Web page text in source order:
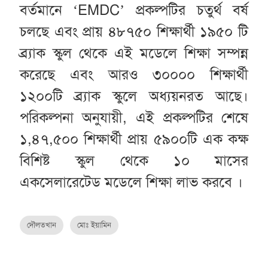
বর্তমানে ‘EMDC’ প্রকল্পটির চতুর্থ বর্ষ
চলছে এবং প্রায় ৪৮৭৫০ শিক্ষার্থী ১৯৫০ টি
ব্র্যাক স্কুল থেকে এই মডেলে শিক্ষা সম্পন্ন
করেছে এবং আরও ৩০০০০ শিক্ষার্থী
১২০০টি ব্র্যাক স্কুলে অধ্যয়নরত আছে।
পরিকল্পনা অনুযায়ী, এই প্রকল্পটির শেষে
১,৪৭,৫০০ শিক্ষার্থী প্রায় ৫৯০০টি এক কক্ষ
বিশিষ্ট স্কুল থেকে ১০ মাসের
একসেলারেটেড মডেলে শিক্ষা লাভ করবে ।
দৌলতখান মোঃ ইয়ামিন